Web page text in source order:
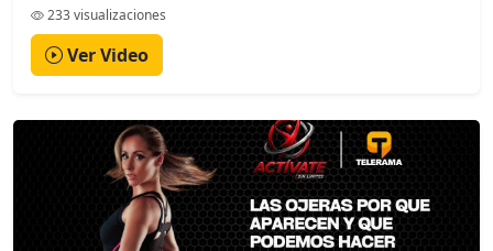
233 visualizaciones
Ver Video